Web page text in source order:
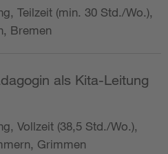
Teilzeit (min. 30 Std./Wo.),
Bremen
als Kita-Leitung
Vollzeit (38,5 Std./Wo.),
Grimmen